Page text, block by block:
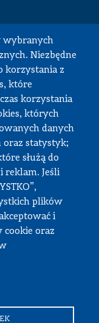
wybranych
Niezbędne
korzystania z
które
korzystania
których
danych
oraz statystyk;
służą do
reklam. Jeśli
plików
i
cookie oraz